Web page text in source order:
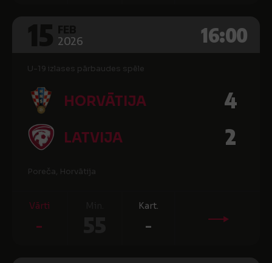
2026 16:00
U-19 izlases pārbaudes spēle
HORVĀTIJA 4
LATVIJA 2
Poreča, Horvātija
Vārti
-
Kart.
-